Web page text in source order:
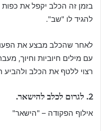
בזמן זה הכלב יקפל את כפות
להגיד לו "שב".
לאחר שהכלב מבצע את
עם מילים חיוביות וחיוך,
רצוי ללטף את הכלב ולהביע
2. לגרום לכלב להישאר.
אילוף הפקודה – "הישאר"